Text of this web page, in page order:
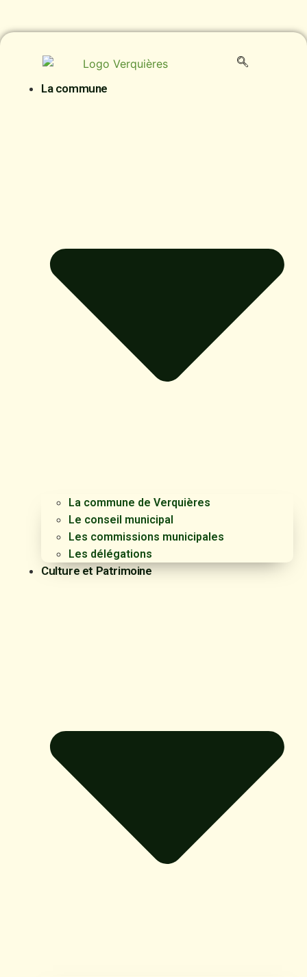
La commune
La commune de Verquières
Le conseil municipal
Les commissions municipales
Les délégations
Culture et Patrimoine